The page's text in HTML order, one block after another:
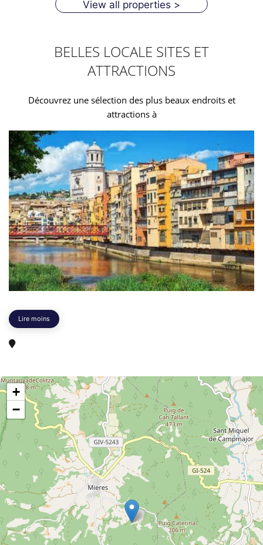
View all properties >
BELLES LOCALE SITES ET
ATTRACTIONS
Découvrez une sélection des plus beaux endroits et
attractions à
Lire moins
+
−